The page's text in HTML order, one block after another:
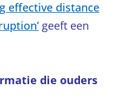
effective distance
geeft een
die ouders